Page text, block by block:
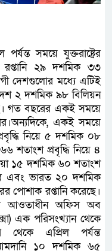
সময়ে যুক্তরাষ্ট্রের
রপ্তানি ২৯ দশমিক ৩৩
দেশগুলোর মধ্যে এটিই
২ দশমিক ৯৮ বিলিয়ন
গত বছরের একই সময়ে
একই সময়ে
নিয়ে ৫ দশমিক ০৮
শতাংশ প্রবৃদ্ধি নিয়ে ৪
১৫ দশমিক ৬০ শতাংশ
এবং ভারত ২০ দশমিক
পোশাক রপ্তানি করেছে।
আওতাধীন অফিস অব
এক পরিসংখ্যান থেকে
থেকে এপ্রিল পর্যন্ত
আমদানি ১০ দশমিক ৬৫